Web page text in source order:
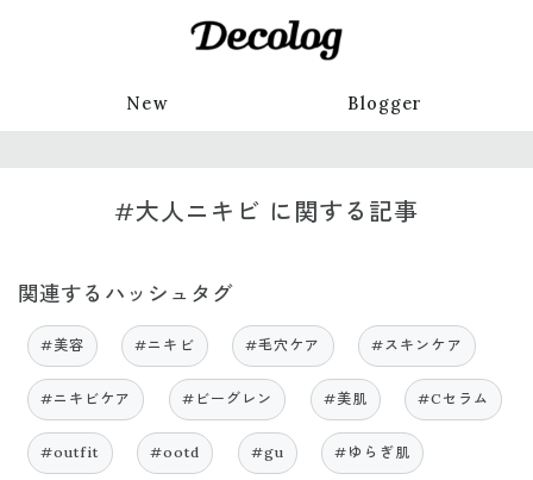
New Blogger
#大人ニキビ に関する記事
関連するハッシュタグ
#美容 #ニキビ #毛穴ケア #スキンケア
#ニキビケア #ビーグレン #美肌 #Cセラム
#outfit #ootd #gu #ゆらぎ肌